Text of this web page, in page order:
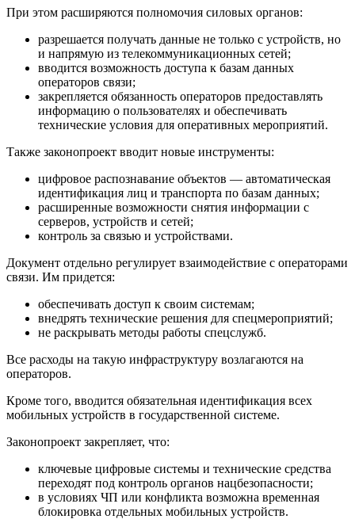
При этом расширяются полномочия силовых органов:
разрешается получать данные не только с устройств, но
и напрямую из телекоммуникационных сетей;
вводится возможность доступа к базам данных
операторов связи;
закрепляется обязанность операторов предоставлять
информацию о пользователях и обеспечивать
технические условия для оперативных мероприятий.
Также законопроект вводит новые инструменты:
цифровое распознавание объектов — автоматическая
идентификация лиц и транспорта по базам данных;
расширенные возможности снятия информации с
серверов, устройств и сетей;
контроль за связью и устройствами.
Документ отдельно регулирует взаимодействие с операторами
связи. Им придется:
обеспечивать доступ к своим системам;
внедрять технические решения для спецмероприятий;
не раскрывать методы работы спецслужб.
Все расходы на такую инфраструктуру возлагаются на
операторов.
Кроме того, вводится обязательная идентификация всех
мобильных устройств в государственной системе.
Законопроект закрепляет, что:
ключевые цифровые системы и технические средства
переходят под контроль органов нацбезопасности;
в условиях ЧП или конфликта возможна временная
блокировка отдельных мобильных устройств.